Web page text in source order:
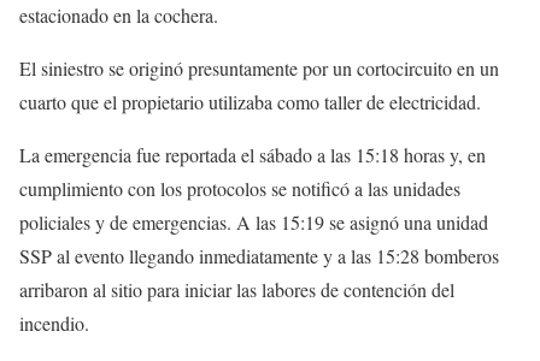
estacionado en la cochera.
El siniestro se originó presuntamente por un cortocircuito en un
cuarto que el propietario utilizaba como taller de electricidad.
La emergencia fue reportada el sábado a las 15:18 horas y, en
cumplimiento con los protocolos se notificó a las unidades
policiales y de emergencias. A las 15:19 se asignó una unidad
SSP al evento llegando inmediatamente y a las 15:28 bomberos
arribaron al sitio para iniciar las labores de contención del
incendio.